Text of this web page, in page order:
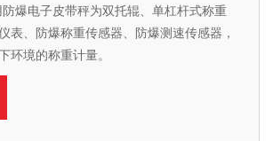
爆电子皮带秤为双托辊、单杠杆式称重
表、防爆称重传感器、防爆测速传感器，
环境的称重计量。